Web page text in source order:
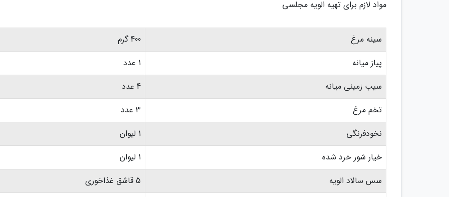
مواد لازم برای تهیه الویه مجلسی
سینه مرغ
400 گرم
پیاز میانه
1 عدد
سیب زمینی میانه
4 عدد
تخم مرغ
3 عدد
نخودفرنگی
1 لیوان
خیار شور خرد شده
1 لیوان
سس سالاد الویه
5 قاشق غذاخوری